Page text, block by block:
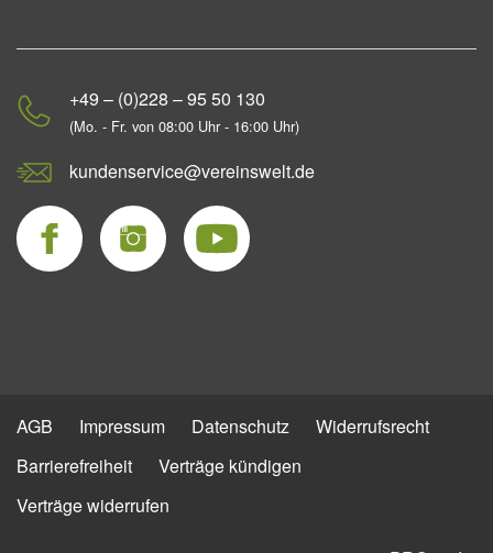
+49 – (0)228 – 95 50 130
(Mo. - Fr. von 08:00 Uhr - 16:00 Uhr)
kundenservice@vereinswelt.de
AGB Impressum Datenschutz
Widerrufsrecht
Barrierefreiheit
Verträge kündigen
Verträge widerrufen